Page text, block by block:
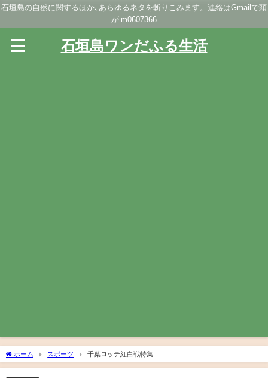
石垣島の自然に関するほか､あらゆるネタを斬りこみます。連絡はGmailで頭
が m0607366
石垣島ワンだふる生活
ホーム スポーツ 千葉ロッテ紅白戦特集